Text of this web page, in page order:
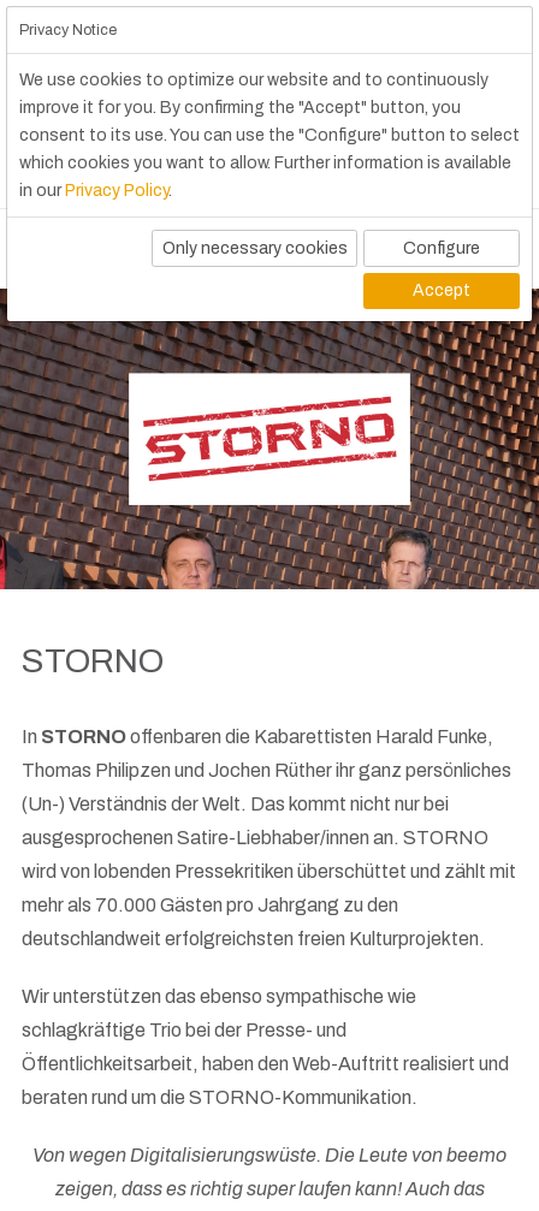
STORNO
In STORNOoffenbaren die Kabarettisten Harald Funke,
Thomas Philipzen und Jochen Rüther ihr ganz persönliches
(Un-) Verständnis der Welt. Das kommt nicht nur bei
ausgesprochenen Satire-Liebhaber/innen an. STORNO
wird von lobenden Pressekritiken überschüttet und zählt mit
mehr als 70.000 Gästen pro Jahrgang zu den
deutschlandweit erfolgreichsten freien Kulturprojekten.
Wir unterstützen das ebenso sympathische wie
schlagkräftige Trio bei der Presse- und
Öffentlichkeitsarbeit, haben den Web-Auftritt realisiert und
beraten rund um die STORNO-Kommunikation.
Von wegen Digitalisierungswüste. Die Leute von beemo
zeigen, dass es richtig super laufen kann! Auch das
Privacy Notice
We use cookies to optimize our website and to continuously
improve it for you. By confirming the "Accept" button, you
consent to its use. You can use the "Configure" button to select
which cookies you want to allow. Further information is available
in our Privacy Policy.
Only necessary cookies Configure
Accept